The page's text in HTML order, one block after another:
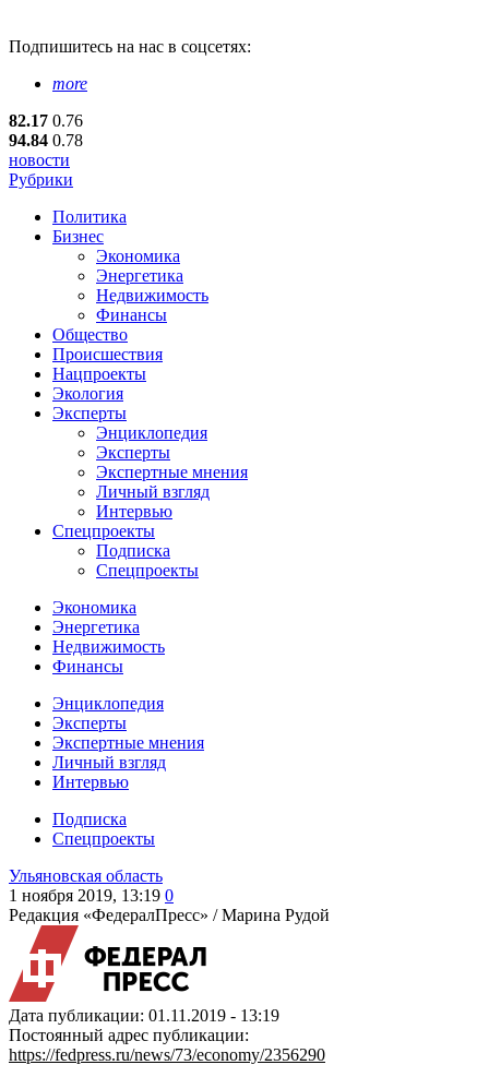
Подпишитесь на нас в соцсетях:
more
82.17 0.76
94.84 0.78
новости
Рубрики
Политика
Бизнес
Экономика
Энергетика
Недвижимость
Финансы
Общество
Происшествия
Нацпроекты
Экология
Эксперты
Энциклопедия
Эксперты
Экспертные мнения
Личный взгляд
Интервью
Спецпроекты
Подписка
Спецпроекты
Экономика
Энергетика
Недвижимость
Финансы
Энциклопедия
Эксперты
Экспертные мнения
Личный взгляд
Интервью
Подписка
Спецпроекты
Ульяновская область
1 ноября 2019, 13:19 0
Редакция «ФедералПресс» /Марина Рудой
Дата публикации: 01.11.2019 - 13:19
Постоянный адрес публикации:
https://fedpress.ru/news/73/economy/2356290